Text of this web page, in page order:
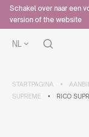
Schakel over naar een
version of the website
NL
STARTPAGINA
SUPREME
RICO